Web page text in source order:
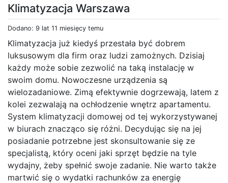
Klimatyzacja Warszawa
Dodano: 9 lat 11 miesięcy temu
Klimatyzacja już kiedyś przestała być dobrem
luksusowym dla firm oraz ludzi zamożnych. Dzisiaj
każdy może sobie zezwolić na taką instalację w
swoim domu. Nowoczesne urządzenia są
wielozadaniowe. Zimą efektywnie dogrzewają, latem z
kolei zezwalają na ochłodzenie wnętrz apartamentu.
System klimatyzacji domowej od tej wykorzystywanej
w biurach znacząco się różni. Decydując się na jej
posiadanie potrzebne jest skonsultowanie się ze
specjalistą, który oceni jaki sprzęt będzie na tyle
wydajny, żeby spełnić swoje zadanie. Nie warto także
martwić się o wydatki rachunków za energię